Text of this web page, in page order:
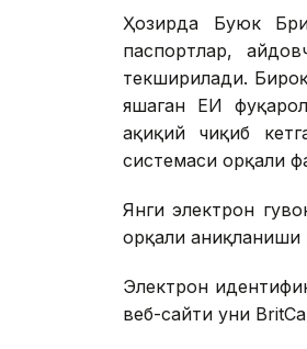
Ҳозирда Буюк
паспортлар,
текширилади.
яшаган ЕИ
ҳақиқий чиқиб
системаси орқали
Янги электрон
орқали аниқланиши
Электрон
веб-сайти уни